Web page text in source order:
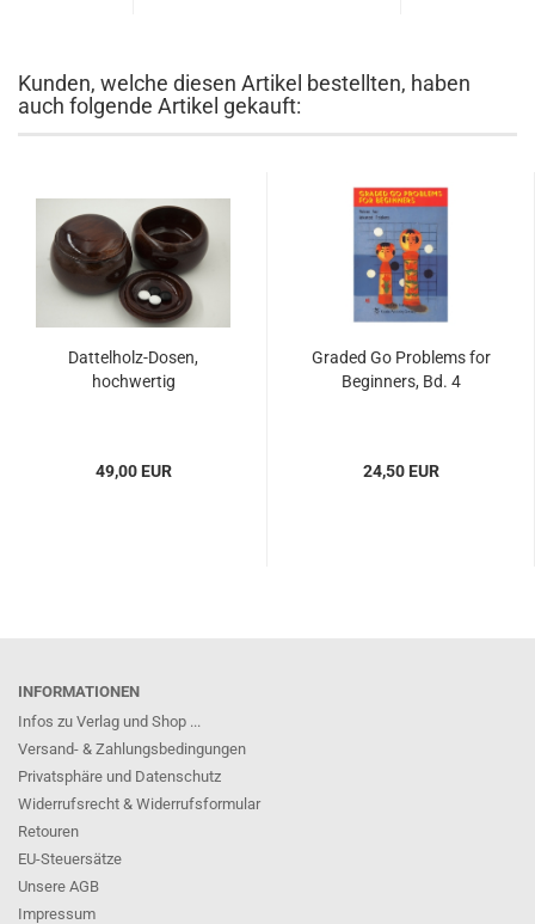
Kunden, welche diesen Artikel bestellten, haben
auch folgende Artikel gekauft:
Dattelholz-Dosen,
hochwertig
49,00 EUR
Graded Go Problems for
Beginners, Bd. 4
24,50 EUR
INFORMATIONEN
Infos zu Verlag und Shop ...
Versand- & Zahlungsbedingungen
Privatsphäre und Datenschutz
Widerrufsrecht & Widerrufsformular
Retouren
EU-Steuersätze
Unsere AGB
Impressum